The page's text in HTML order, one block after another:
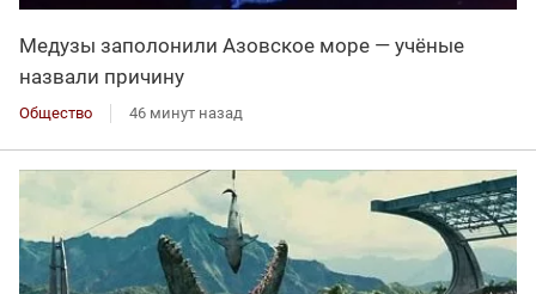
Медузы заполонили Азовское море — учёные
назвали причину
Общество 46 минут назад